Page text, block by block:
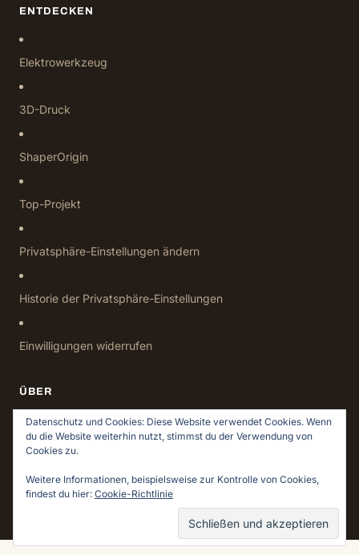
Datenschutz und Cookies: Diese Website verwendet Cookies. Wenn
du die Website weiterhin nutzt, stimmst du der Verwendung von
Cookies zu.
Weitere Informationen, beispielsweise zur Kontrolle von Cookies,
findest du hier: Cookie-Richtlinie
ENTDECKEN
Elektrowerkzeug
3D-Druck
ShaperOrigin
Top-Projekt
Privatsphäre-Einstellungen ändern
Historie der Privatsphäre-Einstellungen
Einwilligungen widerrufen
ÜBER
Datenschutz
Impressum
© 2026 Holz & Leim · Holzwerken für Pragmatiker